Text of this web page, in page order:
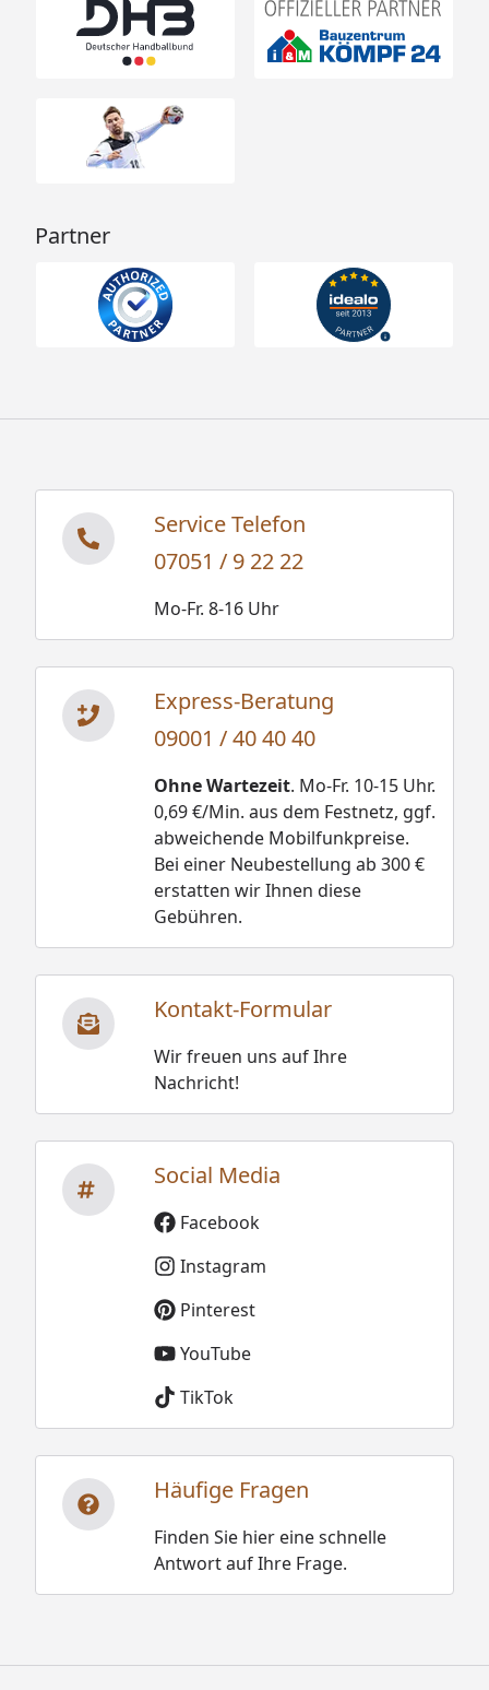
Paradiso 3x2 (1 - Raum)
Datenblatt Wolff Finnhaus Saunahaus
Technische Daten Wolff Finnhaus Saunahaus
Paradiso 3x2 (1 - Raum)
Paradiso 3x2 (2 - Raum)
Montageanleitung Wolff Finnhaus
Saunahaus Paradiso 3x2 (1- Raum)
Montageanleitung Wolff Finnhaus
Montageanleitung & Technische Daten Wolff
Kombiofen
Montageanleitung & Technische Daten Wolff
Fundamentplan Wolff Finnhaus Saunahaus
Paradiso 3x2 (2 - Raum)
Partner
Service Telefon
07051 / 9 22 22
Mo-Fr. 8-16 Uhr
Express-Beratung
09001 / 40 40 40
Ohne Wartezeit. Mo-Fr. 10-15 Uhr.
0,69 €/Min. aus dem Festnetz, ggf.
abweichende Mobilfunkpreise.
Bei einer Neubestellung ab 300 €
erstatten wir Ihnen diese
Gebühren.
Kontakt-Formular
Wir freuen uns auf Ihre
Nachricht!
Social Media
Facebook
Instagram
Pinterest
YouTube
TikTok
Häufige Fragen
Finden Sie hier eine schnelle
Antwort auf Ihre Frage.